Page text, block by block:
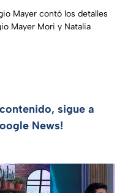
Mayer contó los detalles
Mayer Mori y Natalia
sigue a
News!